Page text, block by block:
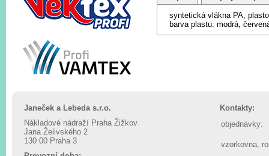
syntetická vlákna PA,
barva plastu: modrá,
Janeček a Lebeda s.r.o.
Nákladové nádraží Praha Žižkov
Jana Želivského 2
130 00 Praha 3
Kontakty:
objednávky:
vzorkovna,